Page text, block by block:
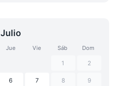
Julio
Jue Vie Sáb Dom
1 2
6 7 8 9